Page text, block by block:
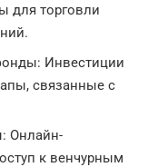
для торговли
Инвестиции
связанные с
Онлайн-
к венчурным